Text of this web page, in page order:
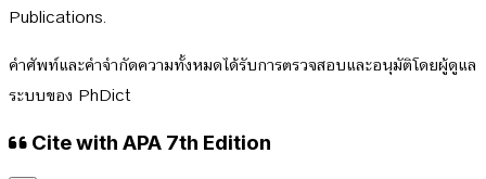
Publications.
คำศัพท์และคำจำกัดความทั้งหมดได้รับการตรวจสอบและอนุมัติโดยผู้ดูแล
ระบบของ PhDict
Cite with APA 7th Edition